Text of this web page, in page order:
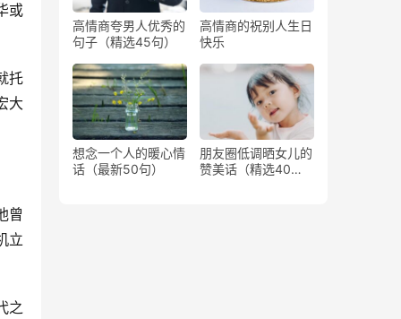
或
托
大
曾
立
之
高情商夸男人优秀的
句子（精选45句）
高情商的祝别人生日
快乐
想念一个人的暖心情
话（最新50句）
朋友圈低调晒女儿的
赞美话（精选40